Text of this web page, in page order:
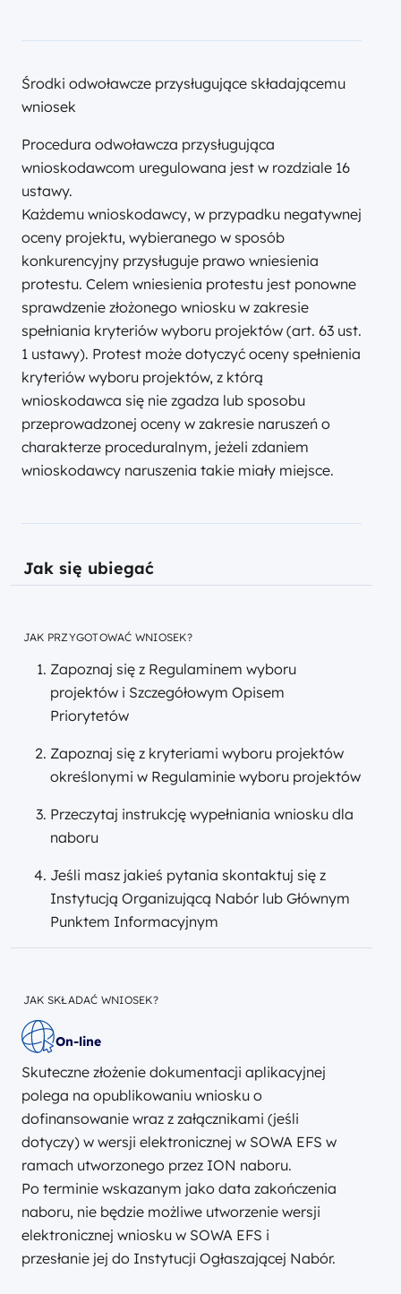
Środki odwoławcze przysługujące składającemu
wniosek
Procedura odwoławcza przysługująca
wnioskodawcom uregulowana jest w rozdziale 16
ustawy.
Każdemu wnioskodawcy, w przypadku negatywnej
oceny projektu, wybieranego w sposób
konkurencyjny przysługuje prawo wniesienia
protestu. Celem wniesienia protestu jest ponowne
sprawdzenie złożonego wniosku w zakresie
spełniania kryteriów wyboru projektów (art. 63 ust.
1 ustawy). Protest może dotyczyć oceny spełnienia
kryteriów wyboru projektów, z którą
wnioskodawca się nie zgadza lub sposobu
przeprowadzonej oceny w zakresie naruszeń o
charakterze proceduralnym, jeżeli zdaniem
wnioskodawcy naruszenia takie miały miejsce.
Jak się ubiegać
JAK PRZYGOTOWAĆ WNIOSEK?
Zapoznaj się z Regulaminem wyboru
projektów i Szczegółowym Opisem
Priorytetów
Zapoznaj się z kryteriami wyboru projektów
określonymi w Regulaminie wyboru projektów
Przeczytaj instrukcję wypełniania wniosku dla
naboru
Jeśli masz jakieś pytania skontaktuj się z
Instytucją Organizującą Nabór lub Głównym
Punktem Informacyjnym
JAK SKŁADAĆ WNIOSEK?
On-line
Skuteczne złożenie dokumentacji aplikacyjnej
polega na opublikowaniu wniosku o
dofinansowanie wraz z załącznikami (jeśli
dotyczy) w wersji elektronicznej w SOWA EFS w
ramach utworzonego przez ION naboru.
Po terminie wskazanym jako data zakończenia
naboru, nie będzie możliwe utworzenie wersji
elektronicznej wniosku w SOWA EFS i
przesłanie jej do Instytucji Ogłaszającej Nabór.